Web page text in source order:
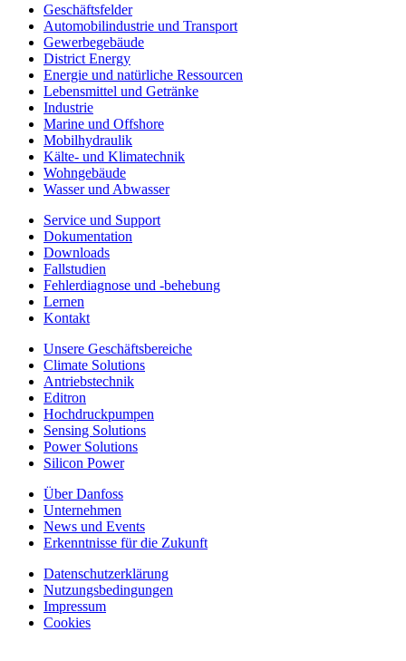
Geschäftsfelder
Automobilindustrie und Transport
Gewerbegebäude
District Energy
Energie und natürliche Ressourcen
Lebensmittel und Getränke
Industrie
Marine und Offshore
Mobilhydraulik
Kälte- und Klimatechnik
Wohngebäude
Wasser und Abwasser
Service und Support
Dokumentation
Downloads
Fallstudien
Fehlerdiagnose und -behebung
Lernen
Kontakt
Unsere Geschäftsbereiche
Climate Solutions
Antriebstechnik
Editron
Hochdruckpumpen
Sensing Solutions
Power Solutions
Silicon Power
Über Danfoss
Unternehmen
News und Events
Erkenntnisse für die Zukunft
Datenschutzerklärung
Nutzungsbedingungen
Impressum
Cookies